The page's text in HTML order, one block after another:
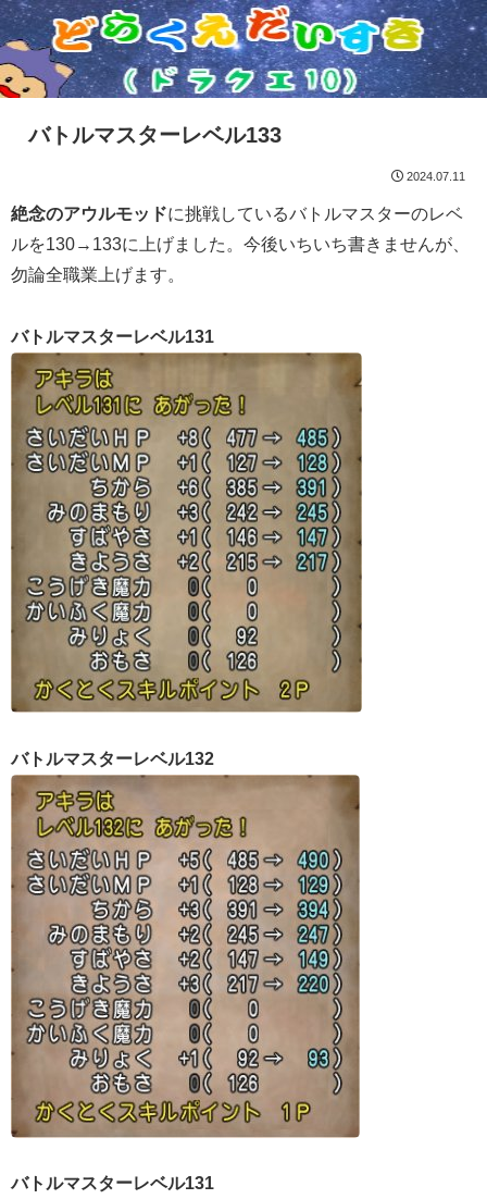
バトルマスターレベル133
2024.07.11
絶念のアウルモッドに挑戦しているバトルマスターのレベ
ルを130→133に上げました。今後いちいち書きませんが、
勿論全職業上げます。
バトルマスターレベル131
バトルマスターレベル132
バトルマスターレベル131